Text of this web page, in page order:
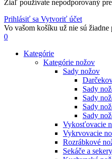
Žiaľ používate nepodporovaný
Prihlásiť sa Vytvoriť účet
Vo vašom košíku už nie sú
0
Kategórie
Kategórie nožov
Sady nožov
Sady
Sady
Sady
Sady
Vykosťovacie
Vykrvovacie
Rozrábkové
Sekáče a sekery